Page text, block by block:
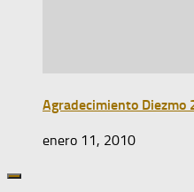
Agradecimiento Diezmo
enero 11, 2010